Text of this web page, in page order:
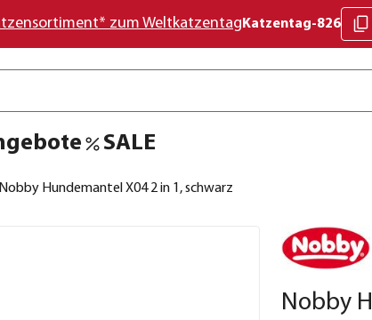
zum Weltkatzentag Katzentag-826
SALE
Nobby Hundemantel X04 2 in 1, schwarz
Nobby